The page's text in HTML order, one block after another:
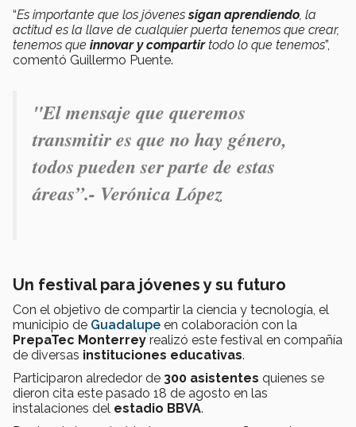
“Es importante que los jóvenessigan aprendiendo , la
actitud es la llave de cualquier puerta tenemos que crear,
tenemos que innovar y compartirtodo lo que tenemos”,
comentó Guillermo Puente.
"El mensaje que queremos
transmitir es que no hay género,
todos pueden ser parte de estas
áreas”.- Verónica López
Un festival para jóvenes y su futuro
Con el objetivo de compartir la ciencia y tecnología, el
municipio de Guadalupe en colaboración con la
PrepaTec Monterrey realizó este festival en compañía
de diversas instituciones educativas.
Participaron alrededor de 300 asistentes quienes se
dieron cita este pasado 18 de agosto en las
instalaciones del estadio BBVA.